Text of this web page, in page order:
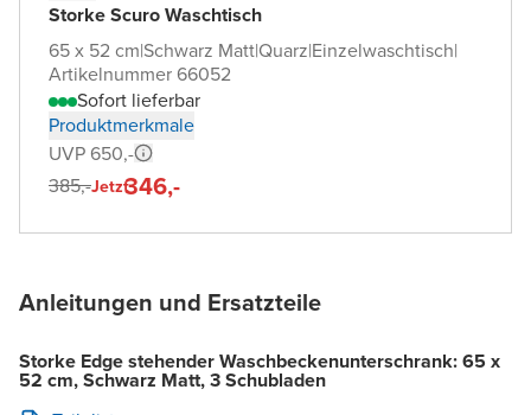
Storke Scuro Waschtisch
65 x 52 cm|Schwarz Matt|Quarz|Einzelwaschtisch|
Artikelnummer 66052
Sofort lieferbar
Produktmerkmale
UVP 650,-
385,-Jetzt346,-
Anleitungen und Ersatzteile
Storke Edge stehender Waschbeckenunterschrank: 65 x
52 cm, Schwarz Matt, 3 Schubladen